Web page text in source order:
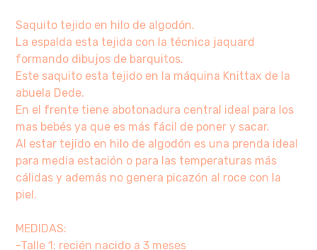
Saquito tejido en hilo de algodón.
La espalda esta tejida con la técnica jaquard
formando dibujos de barquitos.
Este saquito esta tejido en la máquina Knittax de la
abuela Dede.
En el frente tiene abotonadura central ideal para los
mas bebés ya que es más fácil de poner y sacar.
Al estar tejido en hilo de algodón es una prenda ideal
para media estación o para las temperaturas más
cálidas y además no genera picazón al roce con la
piel.
MEDIDAS:
-Talle 1: recién nacido a 3 meses